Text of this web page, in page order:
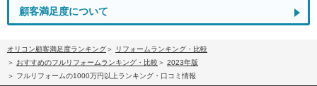
顧客満足度について
オリコン顧客満足度ランキング
リフォームランキング・比較
おすすめのフルリフォームランキング・比較
2023年版
フルリフォームの1000万円以上ランキング・口コミ情報